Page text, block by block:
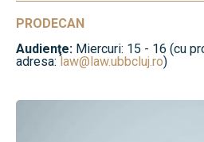
PRODECAN
Audienţe: Miercuri: 15 - 16 (cu
adresa: law@law.ubbcluj.ro)